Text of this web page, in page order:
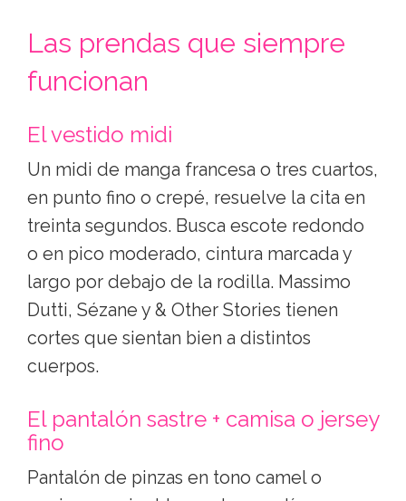
Tonos tierra : teja suave, cacao,
oliva apagado.
elegante y menos aburrido de lo
Evita el negro total si buscas cercanía
(endurece las fotos) y los estampados
muy llamativos si aún no sabes cómo es la
casa.
Las prendas que siempre
funcionan
El vestido midi
Un midi de manga francesa o tres cuartos,